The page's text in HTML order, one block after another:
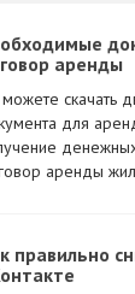
аренды
скачать
для
аренды
правильно